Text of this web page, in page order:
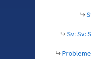
Sv: Sv: